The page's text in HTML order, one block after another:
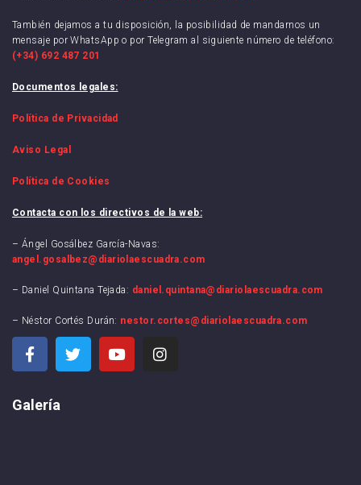
También dejamos a tu disposición, la posibilidad de mandarnos un
mensaje por WhatsApp o por Telegram al siguiente número de teléfono:
(+34) 692 487 201
Documentos legales:
Política de Privacidad
Aviso Legal
Política de Cookies
Contacta con los directivos de la web:
– Ángel Gosálbez García-Navas:
angel.gosalbez@diariolaescuadra.com
– Daniel Quintana Tejada: daniel.quintana@diariolaescuadra.com
– Néstor Cortés Durán: nestor.cortes@diariolaescuadra.com
Galería